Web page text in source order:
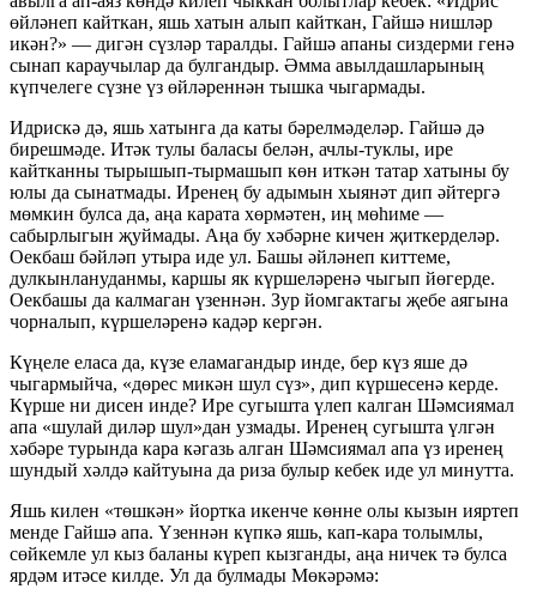
өйләнеп кайткан, яшь хатын алып кайткан, Гайшә нишләр
икән?» — дигән сүзләр таралды. Гайшә апаны сиздерми генә
сынап караучылар да булгандыр. Әмма авылдашларының
күпчелеге сүзне үз өйләреннән тышка чыгармады.
Идрискә дә, яшь хатынга да каты бәрелмәделәр. Гайшә дә
бирешмәде. Итәк тулы баласы белән, ачлы-туклы, ире
кайтканны тырышып-тырмашып көн иткән татар хатыны бу
юлы да сынатмады. Иренең бу адымын хыянәт дип әйтергә
мөмкин булса да, аңа карата хөрмәтен, иң мөһиме —
сабырлыгын җуймады. Аңа бу хәбәрне кичен җиткерделәр.
Оекбаш бәйләп утыра иде ул. Башы әйләнеп киттеме,
дулкынлануданмы, каршы як күршеләренә чыгып йөгерде.
Оекбашы да калмаган үзеннән. Зур йомгактагы җебе аягына
чорналып, күршеләренә кадәр кергән.
Күңеле еласа да, күзе еламагандыр инде, бер күз яше дә
чыгармыйча, «дөрес микән шул сүз», дип күршесенә керде.
Күрше ни дисен инде? Ире сугышта үлеп калган Шәмсиямал
апа «шулай диләр шул»дан узмады. Иренең сугышта үлгән
хәбәре турында кара кәгазь алган Шәмсиямал апа үз иренең
шундый хәлдә кайтуына да риза булыр кебек иде ул минутта.
Яшь килен «төшкән» йортка икенче көнне олы кызын ияртеп
менде Гайшә апа. Үзеннән күпкә яшь, кап-кара толымлы,
сөйкемле ул кыз баланы күреп кызганды, аңа ничек тә булса
ярдәм итәсе килде. Ул да булмады Мөкәрәмә: